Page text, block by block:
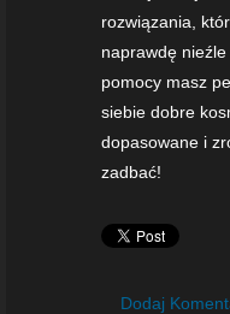
rozwiązania,
naprawdę
pomocy masz
siebie dobre
dopasowane i
zadbać!
Dodaj